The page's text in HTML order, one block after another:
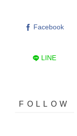
Facebook
LINE